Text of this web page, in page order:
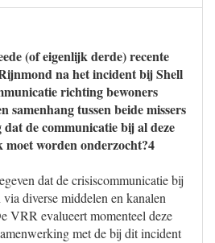
(of eigenlijk derde) recente
na het incident bij Shell
richting bewoners
samenhang tussen beide missers
de communicatie bij al deze
moet worden onderzocht?4
dat de crisiscommunicatie bij
diverse middelen en kanalen
VRR evalueert momenteel deze
met de bij dit incident